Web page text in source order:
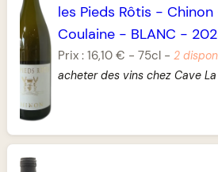
les Pieds Rôtis - Chinon
Coulaine - BLANC -
Prix :16,10 € -75cl -2
acheter des vins chez Cave